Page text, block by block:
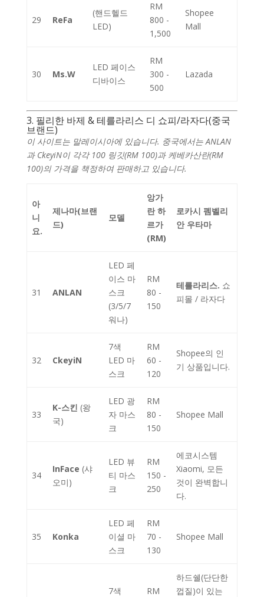
29 ReFa
(핸드헬드
LED)
RM
800 -
1,500
Shopee
Mall
30 Ms.W
LED 페이스
디바이스
RM
300 -
500
Lazada
3. 필리한 바제 & 테를라리스 디 쇼피/라자다(중국
브랜드)
이 사이트는 말레이시아에 있습니다. 중국에서는 ANLAN
과 CkeyiN이 각각 100 링깃(RM 100)과 케베카산란(RM
100)의 가격을 책정하여 판매하고 있습니다.
아
니
요.
제나마(브랜
드)
모델
앙가
란 하
르가
(RM)
로카시 펨벨리
안 우타마
31 ANLAN
LED 페
이스 마
스크
(3/5/7
워나)
RM
80 -
150
테를라리스. 쇼
피몰 / 라자다
32 CkeyiN
7색
LED 마
스크
RM
60 -
120
Shopee의 인
기 상품입니다.
33
K-스킨 (왕
국)
LED 광
자 마스
크
RM
80 -
150
Shopee Mall
34
InFace (샤
오미)
LED 뷰
티 마스
크
RM
150 -
250
에코시스템
Xiaomi, 모든
것이 완벽합니
다.
35 Konka
LED 페
이셜 마
스크
RM
70 -
130
Shopee Mall
7색
RM
하드쉘(단단한
껍질)이 있는